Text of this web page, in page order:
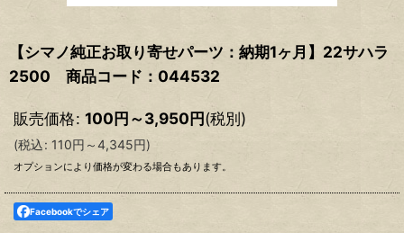
【シマノ純正お取り寄せパーツ：納期1ヶ月】22サハラ
2500 商品コード：044532
販売価格: 100円～3,950円(税別)
(税込: 110円 ～4,345円)
オプションにより価格が変わる場合もあります。
Facebookでシェア